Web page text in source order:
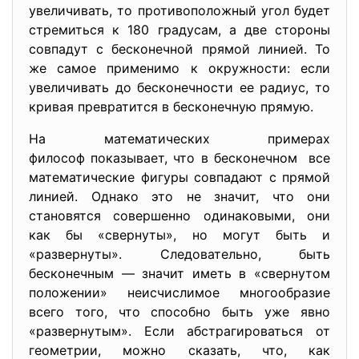
увеличивать, то противоположный угол будет
стремиться к 180 градусам, а две стороны
совпадут с бесконечной прямой линией. То
же самое применимо к окружности: если
увеличивать до бесконечности ее радиус, то
кривая превратится в бесконечную прямую.
На математических примерах
философ показывает, что в бесконечном все
математические фигуры совпадают с прямой
линией. Однако это не значит, что они
становятся совершенно одинаковыми, они
как бы «свернуты», но могут быть и
«развернуты». Следовательно, быть
бесконечным — значит иметь в «свернутом
положении» неисчислимое многообразие
всего того, что способно быть уже явно
«развернутым». Если абстрагироваться от
геометрии, можно сказать, что, как